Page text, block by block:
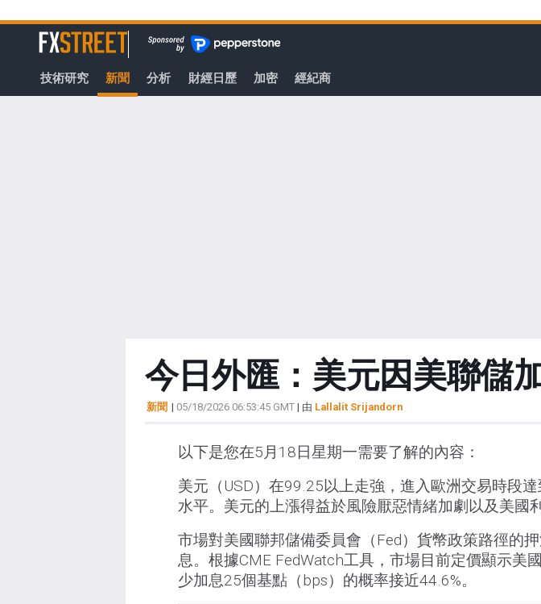
至
容
FXStreet
技術研究 新聞 分析 財經日歷 加密 經紀商
今日外匯：美元因美聯儲
新聞 | 05/18/2026 06:53:45 GMT| 由 Lallalit Srijandorn
以下是您在5月18日星期一需要了解的內容：
美元（USD）在99.25以上走強，進入歐洲交易時段
水平。美元的上漲得益於風險厭惡情緒加劇以及美國
市場對美國聯邦儲備委員會（Fed）貨幣政策路徑的
息。根據CME FedWatch工具，市場目前定價顯示美
少加息25個基點（bps）的概率接近44.6%。